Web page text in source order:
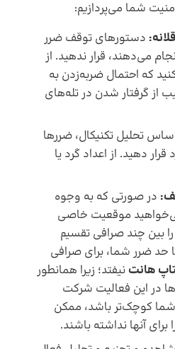
شما می‌پردازیم:
دستور‌های توقف ضرر
می‌دهند، قرار ندهید. از
که احتمال ضربه‌زدن به
از گرفتار شدن در تله‌های
تحلیل تکنیکال، ضرر‌ها
دهید. از اعداد گرد یا
در صورتی که به وجوه
موقعیت خاصی
بین چند صرافی تقسیم
حد ضرر شما، برای صرافی
هانت نیفتد؛ زیرا همانطور
در این فعالیت شرکت
شما کوچک‌تر باشد، ممکن
آنها نداشته باشند.